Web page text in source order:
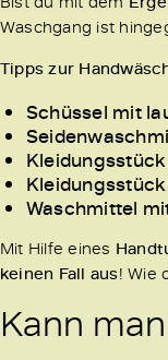
Waschgang ist
Tipps zur
Schüssel mit
Waschmittel
Mit Hilfe eines
keinen Fall aus! Wie
Kann